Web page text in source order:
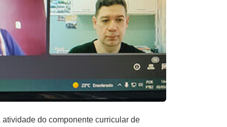
do componente curricular de